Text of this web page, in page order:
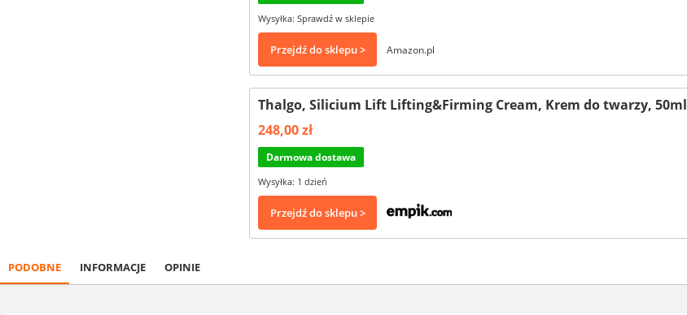
Wysyłka: Sprawdź w sklepie
Przejdź do sklepu > Amazon.pl
Thalgo, Silicium Lift Lifting&Firming Cream, Krem do twarzy, 50ml
248,00 zł
Darmowa dostawa
Wysyłka: 1 dzień
Przejdź do sklepu >
PODOBNE INFORMACJE OPINIE